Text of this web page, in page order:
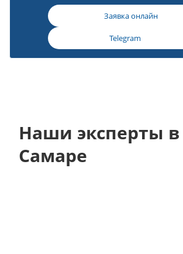
Заявка онлайн
Telegram
Наши эксперты в
Самаре